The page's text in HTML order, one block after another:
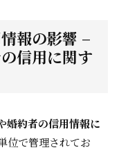
報の影響 –
信用に関す
婚約者の信用情報に
位で管理されてお